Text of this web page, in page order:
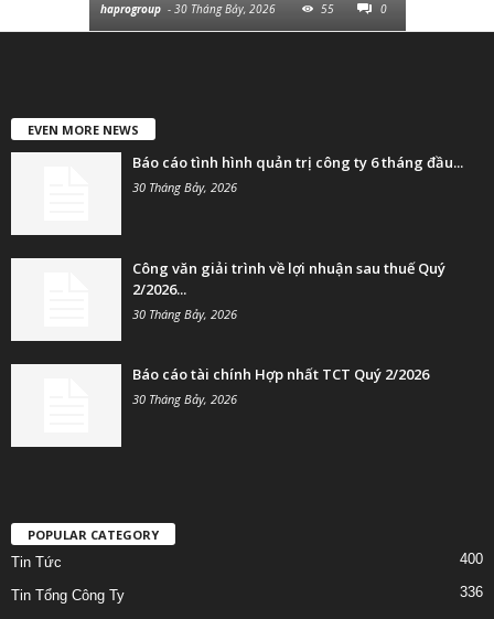
haprogroup - 30 Tháng Bảy, 2026 55 0
EVEN MORE NEWS
Báo cáo tình hình quản trị công ty 6 tháng đầu...
30 Tháng Bảy, 2026
Công văn giải trình về lợi nhuận sau thuế Quý
2/2026...
30 Tháng Bảy, 2026
Báo cáo tài chính Hợp nhất TCT Quý 2/2026
30 Tháng Bảy, 2026
POPULAR CATEGORY
Tin Tức
400
Tin Tổng Công Ty
336